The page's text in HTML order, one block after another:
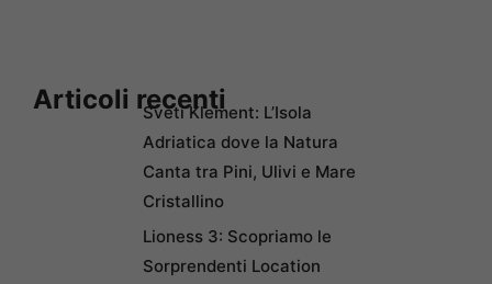
Articoli recentiSveti Klement: L’Isola
Adriatica dove la Natura
Canta tra Pini, Ulivi e Mare
Cristallino
Lioness 3: Scopriamo le
Sorprendenti Location